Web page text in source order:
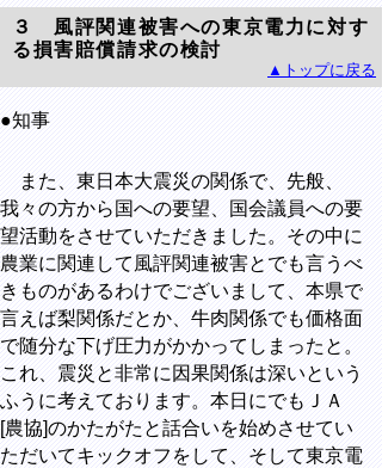
３ 風評関連被害への東京電力に対す
る損害賠償請求の検討
▲トップに戻る
●知事
また、東日本大震災の関係で、先般、
我々の方から国への要望、国会議員への要
望活動をさせていただきました。その中に
農業に関連して風評関連被害とでも言うべ
きものがあるわけでございまして、本県で
言えば梨関係だとか、牛肉関係でも価格面
で随分な下げ圧力がかかってしまったと。
これ、震災と非常に因果関係は深いという
ふうに考えております。本日にでもＪＡ
[農協]のかたがたと話合いを始めさせてい
ただいてキックオフをして、そして東京電